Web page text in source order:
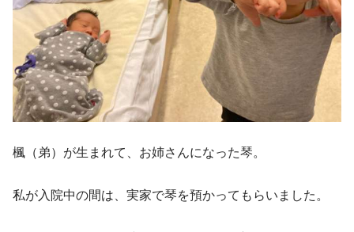
楓（弟）が生まれて、お姉さんになった琴。
私が入院中の間は、実家で琴を預かってもらいました。